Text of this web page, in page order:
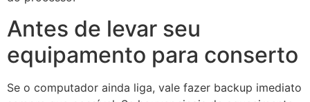
Antes de levar seu
equipamento para conserto
Se o computador ainda liga, vale fazer backup imediato